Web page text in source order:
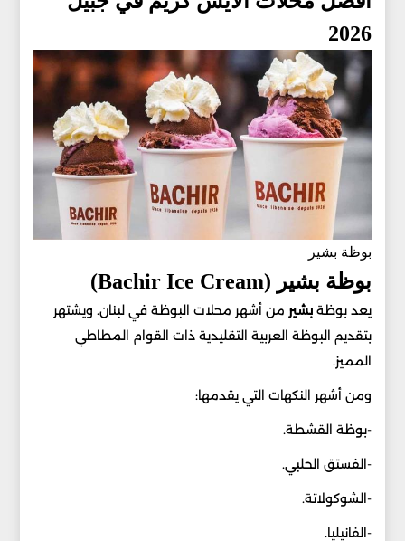
2026
بوظة بشير
بوظة بشير (Bachir Ice Cream)
يعد بوظةبشير من أشهر محلات البوظة في لبنان. ويشتهر
بتقديم البوظة العربية التقليدية ذات القوام المطاطي
المميز.
ومن أشهر النكهات التي يقدمها:
-بوظة القشطة.
-الفستق الحلبي.
-الشوكولاتة.
-الفانيليا.